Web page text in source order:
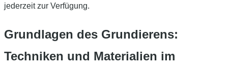
jederzeit zur Verfügung.
Grundlagen des Grundierens:
Techniken und Materialien im